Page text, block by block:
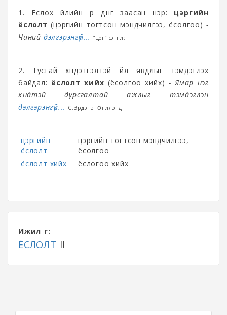
1. Ёслох үйлийн үр дүнг заасан нэр: цэргийн
ёслолт (цэргийн тогтсон мэндчилгээ, ёсолгоо)-
Чиний дэлгэрэнгүй... “Цог” сэтгүүл;
2. Тусгай хүндэтгэлтэй үйл явдлыг тэмдэглэх
байдал: ёслолт хийх (ёсолгоо хийх) - Ямар нэг
хүндтэй дурсгалтай ажлыг тэмдэглэн
дэлгэрэнгүй...
С.Эрдэнэ. Өгүүллэгүүд.
цэргийн
ёслолт
цэргийн тогтсон мэндчилгээ,
ёсолгоо
ёслолт хийх
ёслогоо хийх
Ижил үг:
ЁСЛОЛТ II